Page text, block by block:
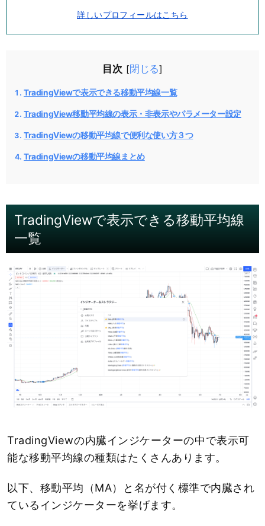
詳しいプロフィールはこちら
目次 [閉じる]
TradingViewで表示できる移動平均線一覧
TradingView移動平均線の表示・非表示やパラメーター設定
TradingViewの移動平均線で便利な使い方３つ
TradingViewの移動平均線まとめ
TradingViewで表示できる移動平均線
一覧
TradingViewの内臓インジケーターの中で表示可
能な移動平均線の種類はたくさんあります。
以下、移動平均（MA）と名が付く標準で内臓され
ているインジケーターを挙げます。